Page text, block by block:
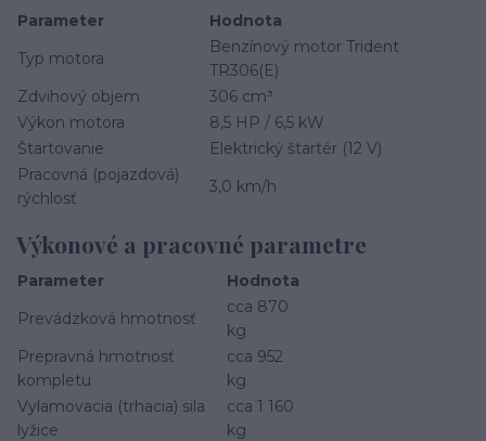
Parameter
Hodnota
Typ motora
Benzínový motor Trident
TR306(E)
Zdvihový objem
306 cm³
Výkon motora
8,5 HP / 6,5 kW
Štartovanie
Elektrický štartér (12 V)
Pracovná (pojazdová)
rýchlosť
3,0 km/h
Výkonové a pracovné parametre
Parameter
Hodnota
Prevádzková hmotnosť
cca 870
kg
Prepravná hmotnosť
kompletu
cca 952
kg
Vylamovacia (trhacia) sila
lyžice
cca 1 160
kg